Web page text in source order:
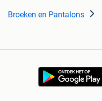
Broeken en Pantalons